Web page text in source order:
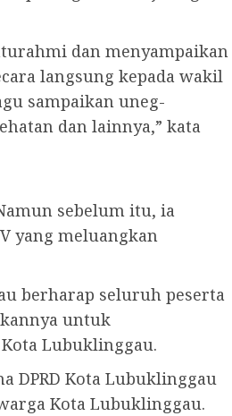
dan menyampaikan
langsung kepada wakil
sampaikan uneg-
dan lainnya,” kata
sebelum itu, ia
yang meluangkan
berharap seluruh peserta
untuk
Lubuklinggau.
DPRD Kota Lubuklinggau
Kota Lubuklinggau.